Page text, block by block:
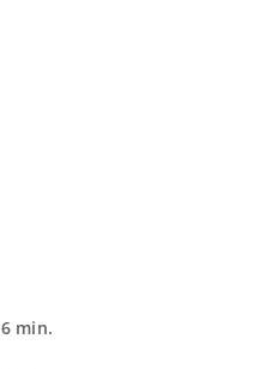
6 min.